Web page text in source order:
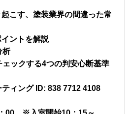
こす、塗装業界の間違った常
ントを解説
析
ックする4つの判安心断基準
ティング ID: 838 7712 4108